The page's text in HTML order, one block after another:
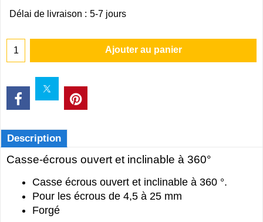
Délai de livraison : 5-7 jours
Ajouter au panier
Description
Casse-écrous ouvert et inclinable à 360​°
Casse écrous ouvert et inclinable à 360 ​°.
Pour les écrous de 4,5 à 25 mm
Forgé